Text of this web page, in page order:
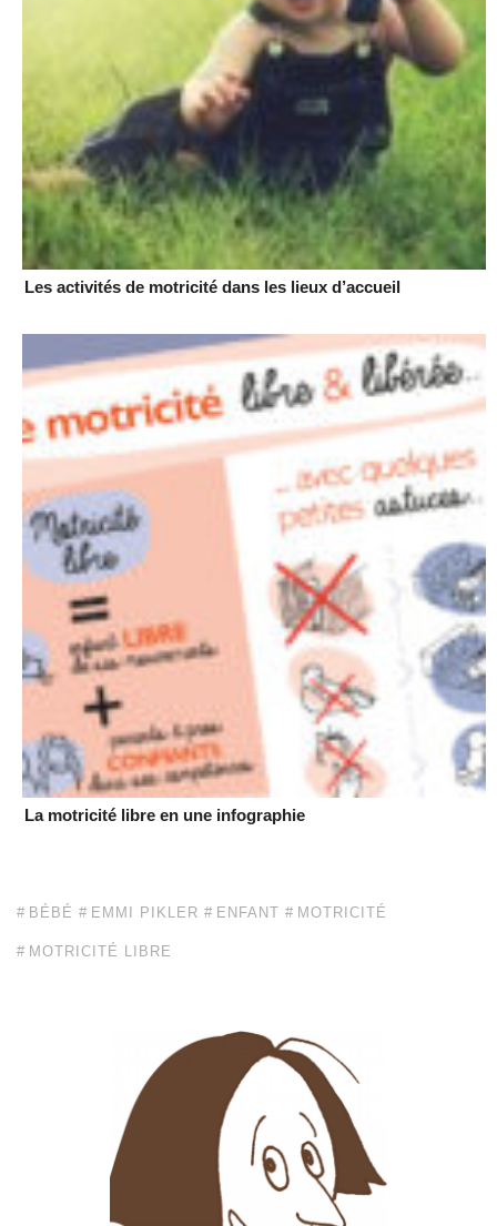
Les activités de motricité dans les lieux d’accueil
La motricité libre en une infographie
BÉBÉ EMMI PIKLER ENFANT MOTRICITÉ
MOTRICITÉ LIBRE